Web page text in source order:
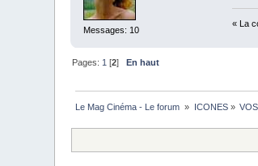
Messages: 10
« La
Pages: 1 [2]
En haut
Le Mag Cinéma - Le forum » ICONES»